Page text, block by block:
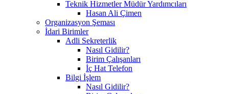
Teknik Hizmetler Müdür Yardımcıları
Hasan Ali Çimen
Organizasyon Şeması
İdari Birimler
Adli Sekreterlik
Nasıl Gidilir?
Birim Çalışanları
İç Hat Telefon
Bilgi İşlem
Nasıl Gidilir?